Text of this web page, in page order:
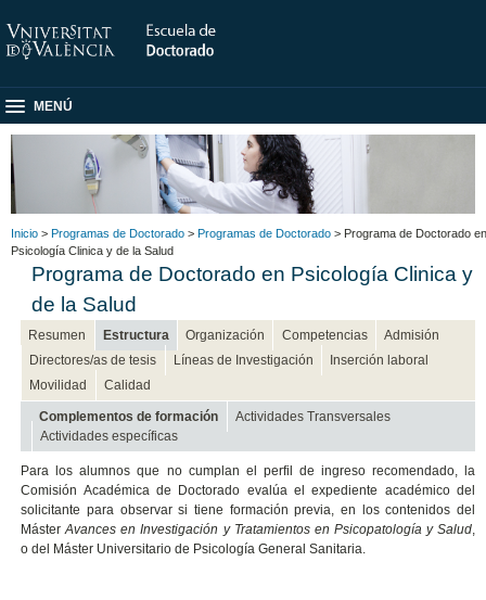
MENÚ
Inicio > Programas de Doctorado > Programas de Doctorado > Programa de Doctorado en
Psicología Clinica y de la Salud
Programa de Doctorado en Psicología Clinica y
de la Salud
Resumen Estructura Organización Competencias
Admisión
Directores/as de tesis
Líneas de Investigación
Inserción laboral
Movilidad
Calidad
Complementos de formación
Actividades Transversales
Actividades específicas
Para los alumnos que no cumplan el perfil de ingreso recomendado, la
Comisión Académica de Doctorado evalúa el expediente académico del
solicitante para observar si tiene formación previa, en los contenidos del
MásterAvances en Investigación y Tratamientos en Psicopatología y Salud
o del Máster Universitario de Psicología General Sanitaria.